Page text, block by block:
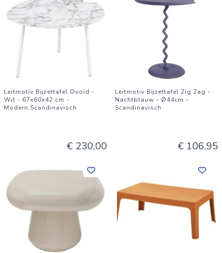
Leitmotiv Bijzettafel Ovoid -
Wit - 67x60x42 cm -
Modern,Scandinavisch
€ 230,00
Leitmotiv Bijzettafel Zig Zag -
Nachtblauw - Ø44cm -
Scandinavisch
€ 106,95